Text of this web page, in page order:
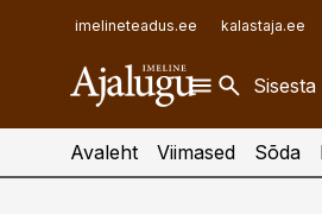
imelineteadus.ee kalastaja.ee
finantsuudised.ee
aritehnoloogia.ee
Avaleht Viimased Sõda